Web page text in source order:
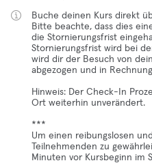
Buche deinen Kurs direkt
Bitte beachte, dass dies
die Stornierungsfrist
Stornierungsfrist wird bei
wird dir der Besuch von
abgezogen und in
Hinweis: Der Check-In
Ort weiterhin unverändert.
***
Um einen reibungslosen
Teilnehmenden zu
Minuten vor Kursbeginn im